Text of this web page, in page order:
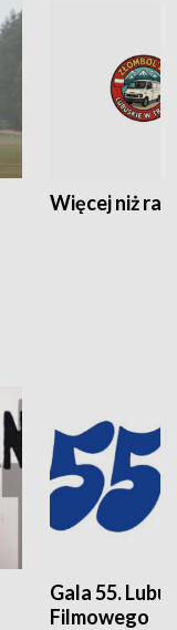
Więcej niż rajd
Gala 55.
Filmowego